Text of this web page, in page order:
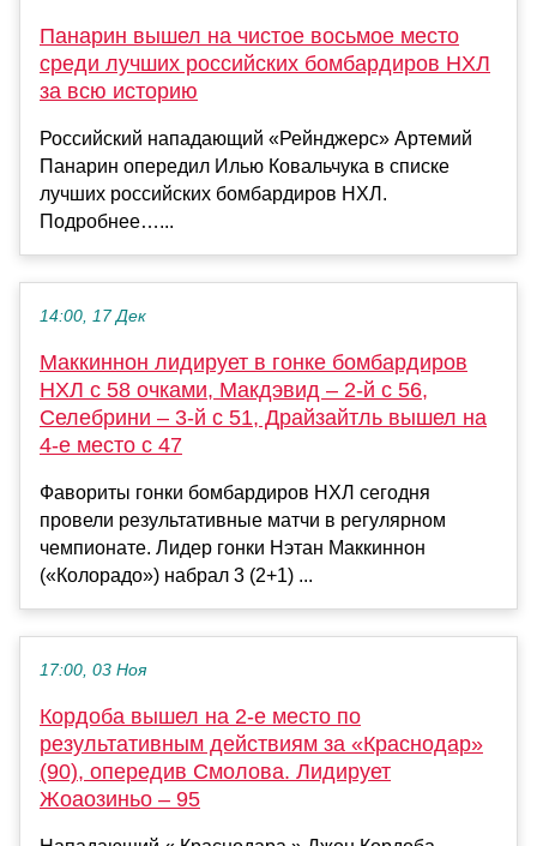
Панарин вышел на чистое восьмое место
среди лучших российских бомбардиров НХЛ
за всю историю
Российский нападающий «Рейнджерс» Артемий
Панарин опередил Илью Ковальчука в списке
лучших российских бомбардиров НХЛ.
Подробнее…...
14:00, 17 Дек
Маккиннон лидирует в гонке бомбардиров
НХЛ с 58 очками, Макдэвид – 2-й с 56,
Селебрини – 3-й с 51, Драйзайтль вышел на
4-е место с 47
Фавориты гонки бомбардиров НХЛ сегодня
провели результативные матчи в регулярном
чемпионате. Лидер гонки Нэтан Маккиннон
(«Колорадо») набрал 3 (2+1) ...
17:00, 03 Ноя
Кордоба вышел на 2-е место по
результативным действиям за «Краснодар»
(90), опередив Смолова. Лидирует
Жоаозиньо – 95